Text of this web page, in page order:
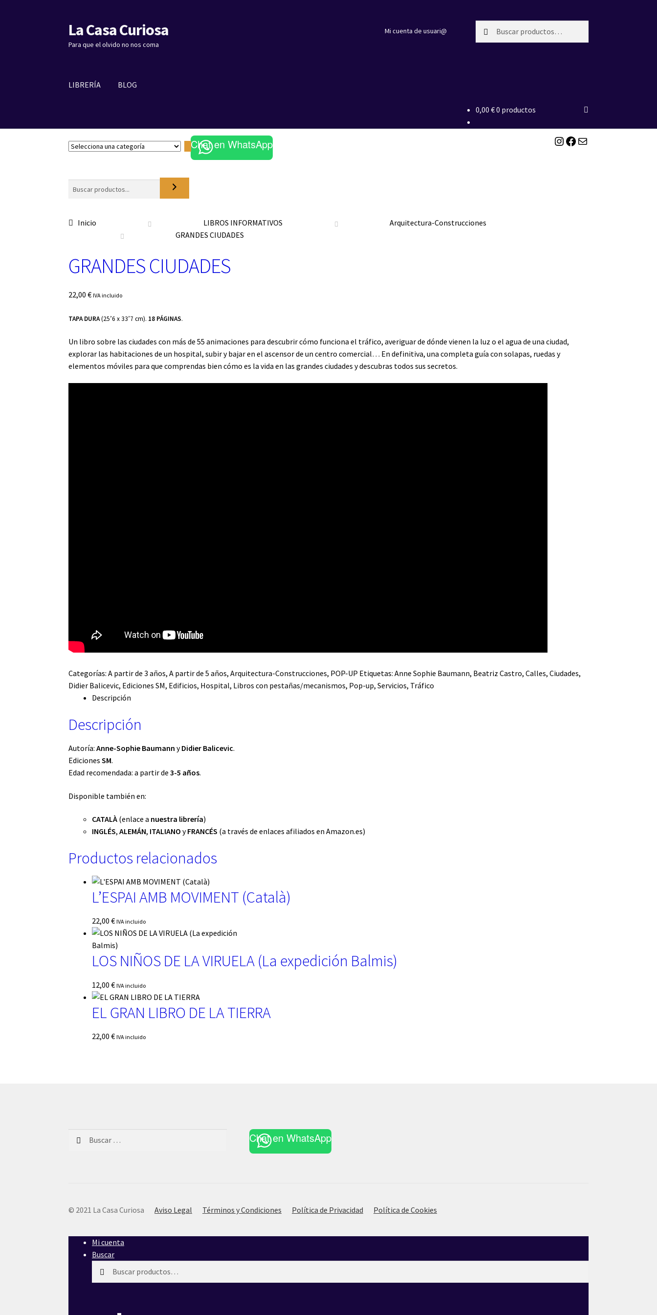
Ir
a
la
Ir
al
contenido
La Casa Curiosa
Para que el olvido no nos coma
Mi cuenta de usuari@
por:
LIBRERÍA BLOG
0,00 €0 productos
S
e
o
n
a
a
e
o
a
Chat en WhatsApp Instagram Facebook Correo electrónico
Buscar
Inicio LIBROS INFORMATIVOS
Arquitectura-Construcciones
GRANDES CIUDADES
GRANDES CIUDADES
22,00€ IVA incluido
TAPA DURA(25’6 x 33’7 cm). 18 PÁGINAS.
Un libro sobre las ciudades con más de 55 animaciones para descubrir cómo funciona el tráfico, averiguar de dónde vienen la luz o el agua de una ciudad,
explorar las habitaciones de un hospital, subir y bajar en el ascensor de un centro comercial… En definitiva, una completa guía con solapas, ruedas y
elementos móviles para que comprendas bien cómo es la vida en las grandes ciudades y descubras todos sus secretos.
Categorías:A partir de 3 años,A partir de 5 años,Arquitectura-Construcciones, POP-UP Etiquetas:Anne Sophie Baumann, Beatriz Castro,Calles,Ciudades,
Didier Balicevic, Ediciones SM, Edificios, Hospital, Libros con pestañas/mecanismos, Pop-up,Servicios, Tráfico
Descripción
Descripción
Autoría:Anne-Sophie Baumann yDidier Balicevic.
EdicionesSM.
Edad recomendada: a partir de3-5 años.
Disponible también en:
CATALÀ (enlace a nuestra librería)
INGLÉS,ALEMÁN, ITALIANO yFRANCÉS (a través de enlaces afiliados en Amazon.es)
Productos relacionados
L’ESPAI AMB MOVIMENT (Català)
22,00€ IVA incluido
LOS NIÑOS DE LA VIRUELA (La expedición Balmis)
12,00€ IVA incluido
EL GRAN LIBRO DE LA TIERRA
22,00€ IVA incluido
Chat en WhatsApp
© 2021 La Casa CuriosaAviso Legal Términos y Condiciones Política de Privacidad Política de Cookies
Mi cuenta
Buscar